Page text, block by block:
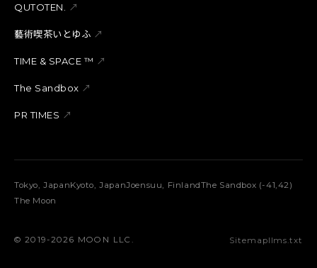
QUTOTEN. ↗
藝術喫茶いとゆふ ↗
TIME & SPACE ™︎ ↗
The Sandbox ↗
PR TIMES ↗
Tokyo, JapanKyoto, JapanJoensuu, FinlandThe Sandbox (-41,42)
The Moon
©︎ 2019-2026 MOON LLC. Sitemapllms.txt